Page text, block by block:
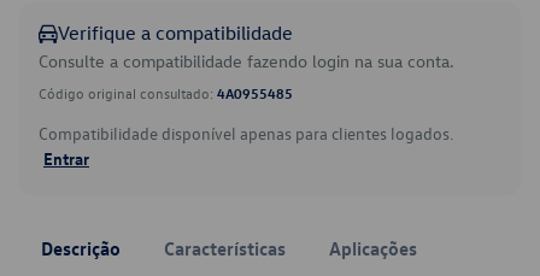
Verifique a compatibilidade
Consulte a compatibilidade fazendo login na sua conta.
Código original consultado: 4A0955485
Compatibilidade disponível apenas para clientes logados.
Entrar
Descrição Características Aplicações